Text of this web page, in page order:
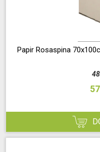
Papir Rosaspina